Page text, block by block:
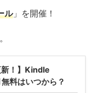
ル」を開催！
！】Kindle
料はいつから？